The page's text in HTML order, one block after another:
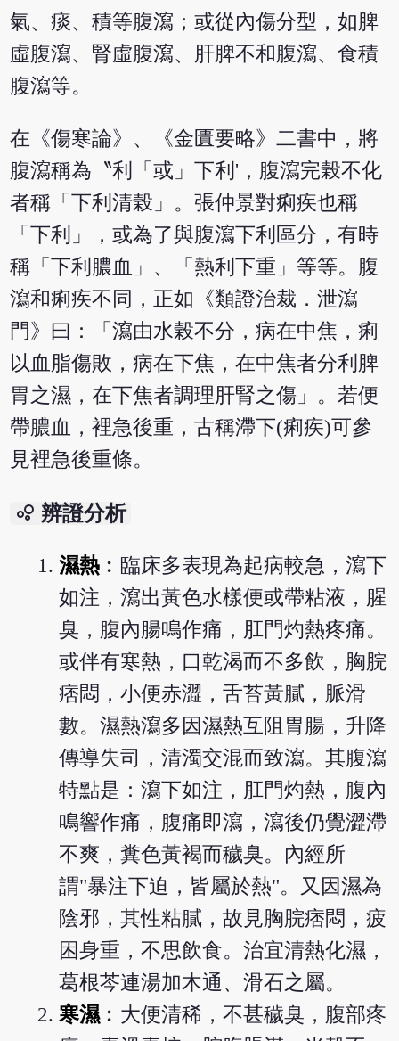
氣、痰、積等腹瀉；或從內傷分型，如脾
虛腹瀉、腎虛腹瀉、肝脾不和腹瀉、食積
腹瀉等。
在《傷寒論》、《金匱要略》二書中，將
腹瀉稱為〝利「或」下利'，腹瀉完榖不化
者稱「下利清榖」。張仲景對痢疾也稱
「下利」，或為了與腹瀉下利區分，有時
稱「下利膿血」、「熱利下重」等等。腹
瀉和痢疾不同，正如《類證治裁．泄瀉
門》曰：「瀉由水榖不分，病在中焦，痢
以血脂傷敗，病在下焦，在中焦者分利脾
胃之濕，在下焦者調理肝腎之傷」。若便
帶膿血，裡急後重，古稱滯下(痢疾)可參
見裡急後重條。
bubble_chart 辨證分析
濕熱 ︰臨床多表現為起病較急，瀉下
如注，瀉出黃色水樣便或帶粘液，腥
臭，腹內腸鳴作痛，肛門灼熱疼痛。
或伴有寒熱，口乾渴而不多飲，胸脘
痞悶，小便赤澀，舌苔黃膩，脈滑
數。濕熱瀉多因濕熱互阻胃腸，升降
傳導失司，清濁交混而致瀉。其腹瀉
特點是：瀉下如注，肛門灼熱，腹內
鳴響作痛，腹痛即瀉，瀉後仍覺澀滯
不爽，糞色黃褐而穢臭。內經所
謂"暴注下迫，皆屬於熱"。又因濕為
陰邪，其性粘膩，故見胸脘痞悶，疲
困身重，不思飲食。治宜清熱化濕，
葛根芩連湯加木通、滑石之屬。
寒濕︰大便清稀，不甚穢臭，腹部疼